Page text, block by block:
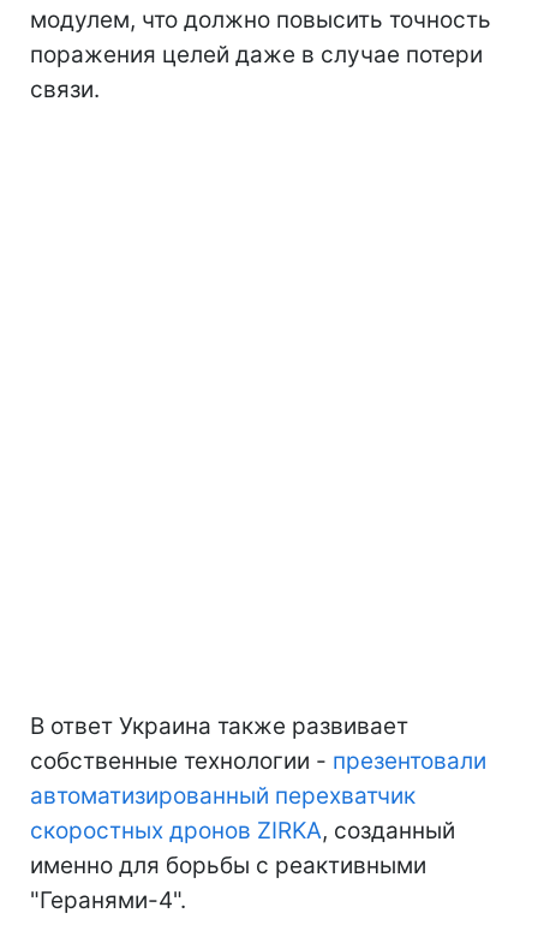
модулем, что должно повысить точность
поражения целей даже в случае потери
связи.
В ответ Украина также развивает
собственные технологии - презентовали
автоматизированный перехватчик
скоростных дронов ZIRKA, созданный
именно для борьбы с реактивными
"Геранями-4".